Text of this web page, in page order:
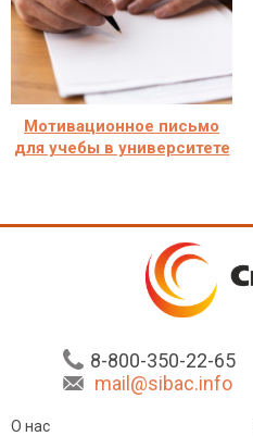
Мотивационное письмо
для учебы в университете
8-800-350-22-65
mail@sibac.info
О нас